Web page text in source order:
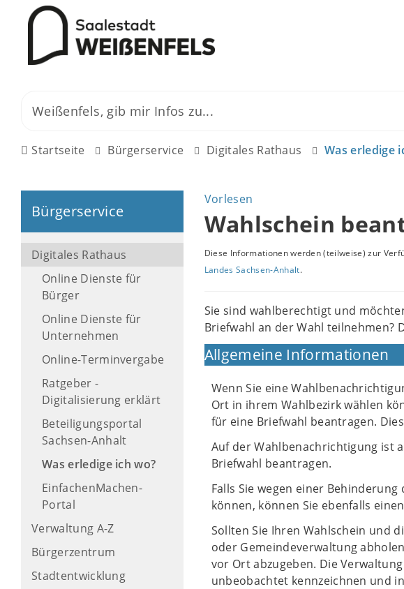
Startseite Bürgerservice Digitales Rathaus Was erledige
Bürgerservice
Digitales Rathaus
Online Dienste für
Bürger
Online Dienste für
Unternehmen
Online-Terminvergabe
Ratgeber -
Digitalisierung erklärt
Beteiligungsportal
Sachsen-Anhalt
Was erledige ich wo?
EinfachenMachen-
Portal
Verwaltung A-Z
Bürgerzentrum
Stadtentwicklung
Vorlesen
Wahlschein
Diese Informationen werden (teilweise) zur
Landes Sachsen-Anhalt.
Sie sind wahlberechtigt und
Briefwahl an der Wahl teilnehmen?
Allgemeine Informationen
Wenn Sie eine
Ort in ihrem Wahlbezirk wählen
für eine Briefwahl beantragen.
Auf der Wahlbenachrichtigung ist
Briefwahl beantragen.
Falls Sie wegen einer
können, können Sie ebenfalls
Sollten Sie Ihren Wahlschein und
oder Gemeindeverwaltung
vor Ort abzugeben. Die
unbeobachtet kennzeichnen und